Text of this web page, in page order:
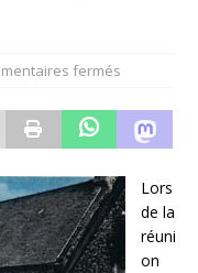
fermés
Lors
de la
réuni
on